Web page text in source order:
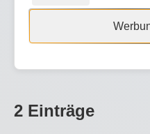
2 Einträge